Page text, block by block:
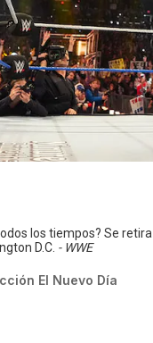
los tiempos? Se
D.C. - WWE
El Nuevo Día